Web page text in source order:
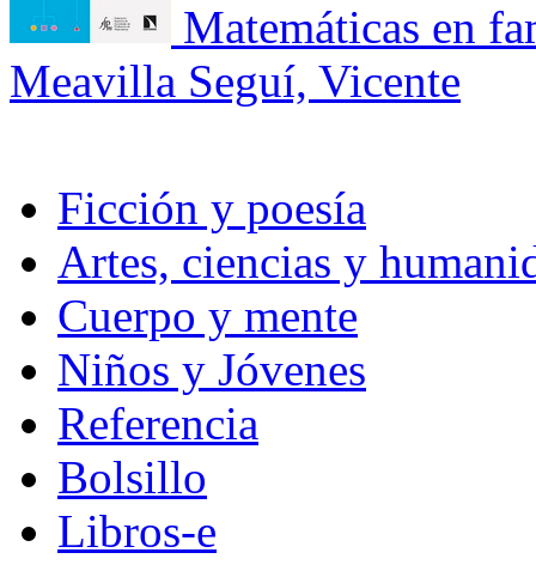
Matemáticas en
Meavilla Seguí, Vicente
Ficción y poesía
Artes, ciencias y
Cuerpo y mente
Niños y Jóvenes
Referencia
Bolsillo
Libros-e